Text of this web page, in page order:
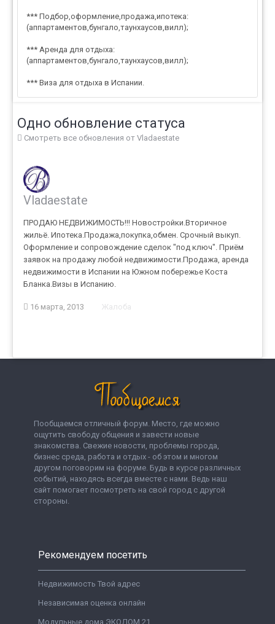
*** Подбор,оформление,продажа,ипотека:
(аппартаментов,бунгало,таунхаусов,вилл);
*** Аренда для отдыха:
(аппартаментов,бунгало,таунхаусов,вилл);
*** Виза для отдыха в Испании.
Одно обновление статуса
Смотреть все обновления от Vladaestate
Vladaestate
ПРОДАЮ НЕДВИЖИМОСТЬ!!! Новостройки.Вторичное
жильё. Ипотека.Продажа,покупка,обмен. Срочный выкуп.
Оформление и сопровождение сделок "под ключ". Приём
заявок на продажу любой недвижимости.Продажа, аренда
недвижимости в Испании на Южном побережье Коста
Бланка.Визы в Испанию.
16 марта, 2013 Жалоба
Пообщаемся отличный форум. Место, где можно
ощутить свободу общения и завести новые
знакомства. Свежие новости, проблемы города,
бизнес среда, работа и отдых - об этом и многом
другом поговорим на форуме. Будь в курсе различных
событий, находясь всегда вместе с нами. Ведь наш
сайт помогает посмотреть на свой город с другой
стороны.
Рекомендуем посетить
Недвижимость Твой адрес
Независимая оценка онлайн
Модульные дома ЭКОДОМ 21